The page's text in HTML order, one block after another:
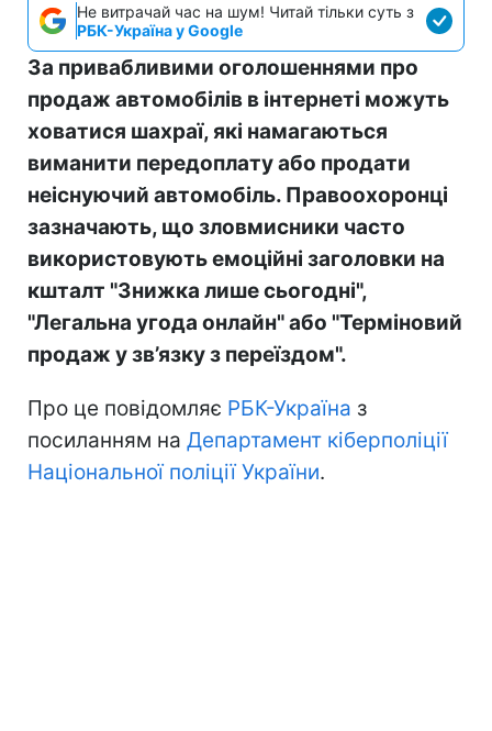
Не витрачай час на шум! Читай тільки суть з
РБК-Україна у Google
За привабливими оголошеннями про
продаж автомобілів в інтернеті можуть
ховатися шахраї, які намагаються
виманити передоплату або продати
неіснуючий автомобіль. Правоохоронці
зазначають, що зловмисники часто
використовують емоційні заголовки на
кшталт "Знижка лише сьогодні",
"Легальна угода онлайн" або "Терміновий
продаж у зв’язку з переїздом".
Про це повідомляє РБК-Україна з
посиланням на Департамент кіберполіції
Національної поліції України.